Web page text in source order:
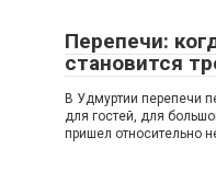
Перепечи:
становится
В Удмуртии перепечи
для гостей, для
пришел относительно